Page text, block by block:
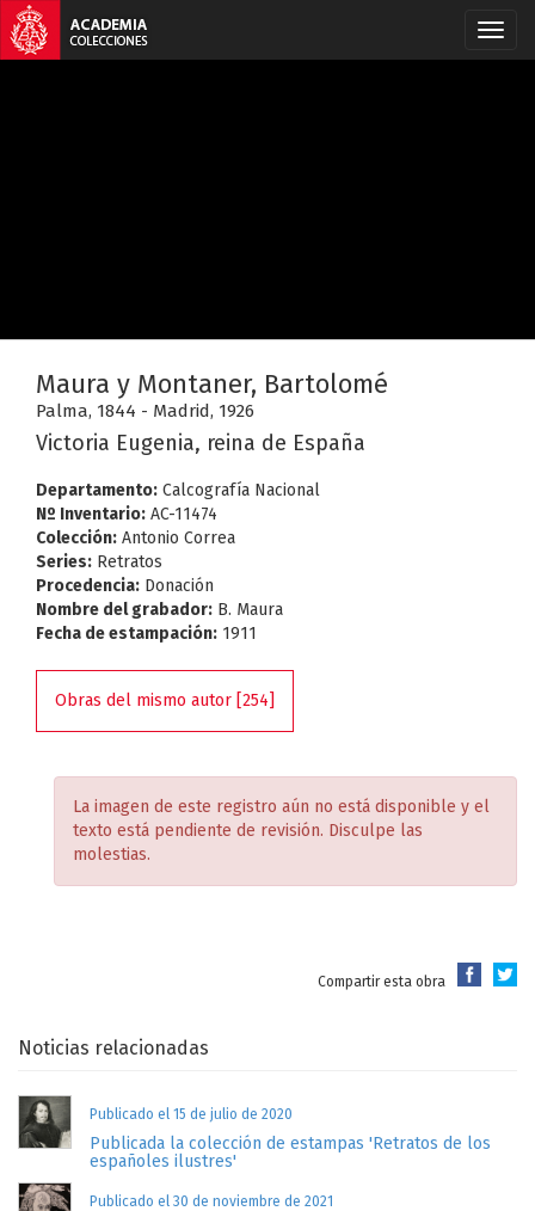
Maura y Montaner, Bartolomé
Palma, 1844 - Madrid, 1926
Victoria Eugenia, reina de España
Departamento: Calcografía Nacional
Nº Inventario: AC-11474
Colección: Antonio Correa
Series: Retratos
Procedencia: Donación
Nombre del grabador: B. Maura
Fecha de estampación: 1911
Obras del mismo autor [254]
La imagen de este registro aún no está disponible y el
texto está pendiente de revisión. Disculpe las
molestias.
Compartir esta obra
Noticias relacionadas
Publicado el 15 de julio de 2020
Publicada la colección de estampas 'Retratos de los
españoles ilustres'
Publicado el 30 de noviembre de 2021